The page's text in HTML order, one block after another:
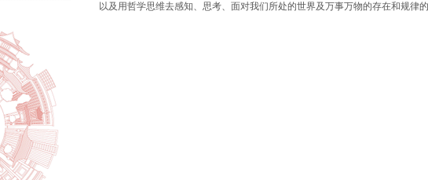
以及用哲学思维去感知、思考、面对我们所处的世界及万事万物的存在和规律